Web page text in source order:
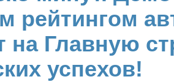
рейтингом
на Главную
успехов!